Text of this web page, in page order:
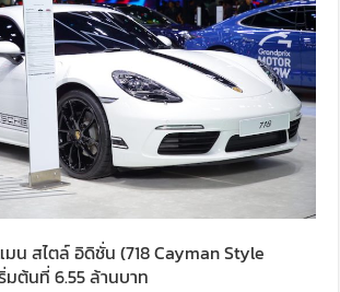
มน สไตล์ อิดิชั่น (718 Cayman Style
มต้นที่ 6.55 ล้านบาท